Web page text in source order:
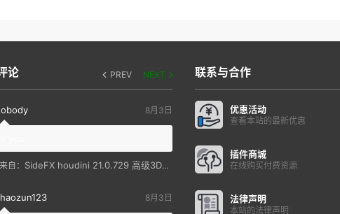
论 PREV NEXT
8月3日
来自： SideFX houdini 21.0.729 高级3D特效软件
8月3日
联系与合作
优惠活动
查看本站的最新优惠
插件商城
在线购买付费资源
法律声明
本站的法律声明